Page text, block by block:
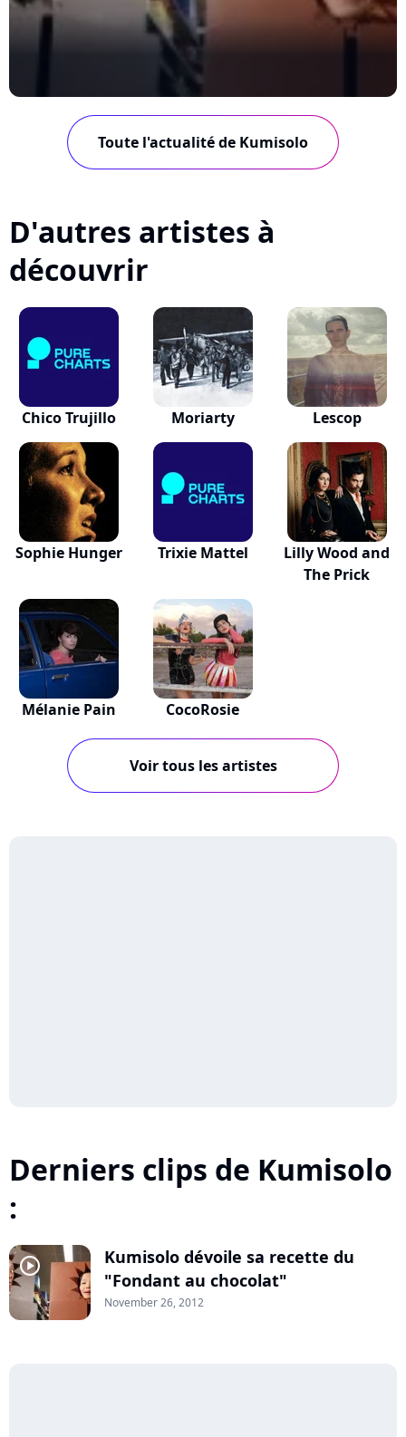
Toute l'actualité de Kumisolo
D'autres artistes à
découvrir
Chico Trujillo Moriarty Lescop
Sophie Hunger Trixie Mattel
Lilly Wood and
The Prick
Mélanie Pain CocoRosie
Voir tous les artistes
Derniers clips de Kumisolo
:
player2
Kumisolo dévoile sa recette du
"Fondant au chocolat"
November 26, 2012